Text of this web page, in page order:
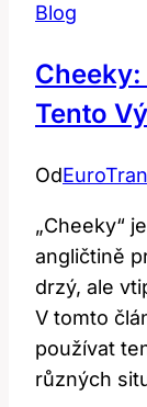
Blog
Tento
Od
„Cheeky“
angličtině
drzý, ale
V tomto
používat
různých